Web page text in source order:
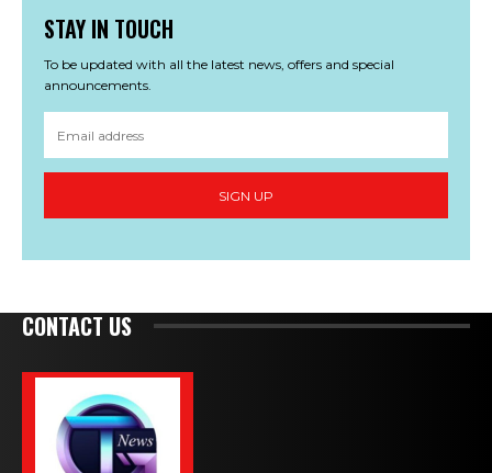
STAY IN TOUCH
To be updated with all the latest news, offers and special
announcements.
SIGN UP
CONTACT US